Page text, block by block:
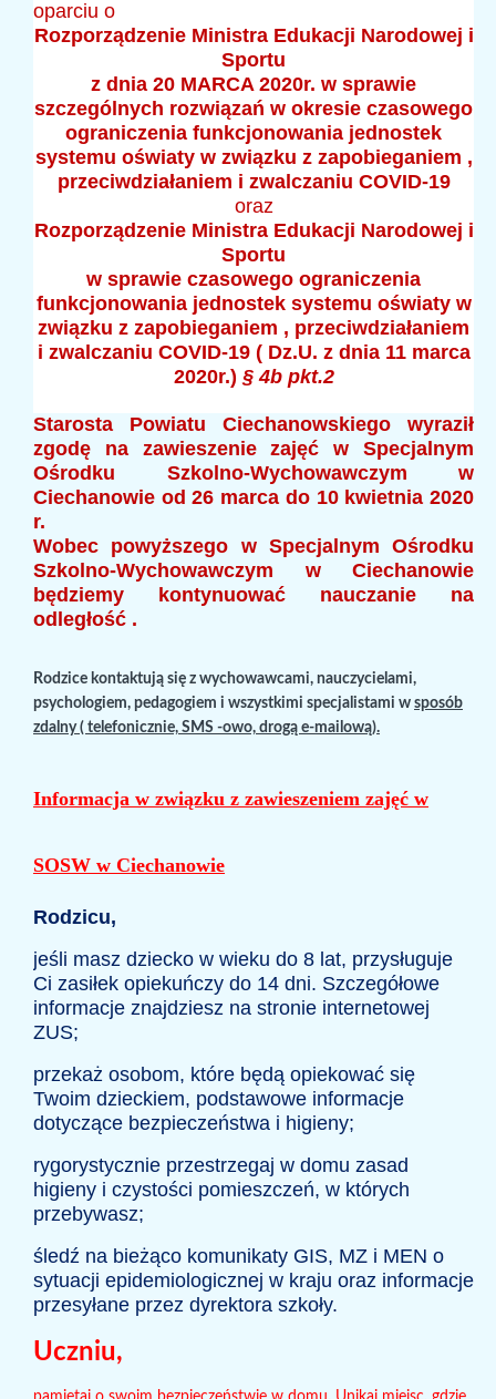
oparciu o
Rozporządzenie Ministra Edukacji Narodowej i
Sportu
z dnia 20 MARCA 2020r. w sprawie
szczególnych rozwiązań w okresie czasowego
ograniczenia funkcjonowania jednostek
systemu oświaty w związku z zapobieganiem ,
przeciwdziałaniem i zwalczaniu COVID-19
oraz
Rozporządzenie Ministra Edukacji Narodowej i
Sportu
w sprawie czasowego ograniczenia
funkcjonowania jednostek systemu oświaty w
związku z zapobieganiem , przeciwdziałaniem
i zwalczaniu COVID-19 ( Dz.U. z dnia 11 marca
2020r.)§ 4b pkt.2
Starosta Powiatu Ciechanowskiego wyraził
zgodę na zawieszenie zajęć w Specjalnym
Ośrodku Szkolno-Wychowawczym w
Ciechanowie od 26 marca do 10 kwietnia 2020
r.
Wobec powyższego w Specjalnym Ośrodku
Szkolno-Wychowawczym w Ciechanowie
będziemy kontynuować nauczanie na
odległość .
Rodzice kontaktują się z wychowawcami, nauczycielami,
psychologiem, pedagogiem i wszystkimi specjalistami w sposób
zdalny ( telefonicznie, SMS -owo, drogą e-mailową).
Informacja w związku z zawieszeniem zajęć w
SOSW w Ciechanowie
Rodzicu,
jeśli masz dziecko w wieku do 8 lat, przysługuje
Ci zasiłek opiekuńczy do 14 dni. Szczegółowe
informacje znajdziesz na stronie internetowej
ZUS;
przekaż osobom, które będą opiekować się
Twoim dzieckiem, podstawowe informacje
dotyczące bezpieczeństwa i higieny;
rygorystycznie przestrzegaj w domu zasad
higieny i czystości pomieszczeń, w których
przebywasz;
śledź na bieżąco komunikaty GIS, MZ i MEN o
sytuacji epidemiologicznej w kraju oraz informacje
przesyłane przez dyrektora szkoły.
Uczniu,